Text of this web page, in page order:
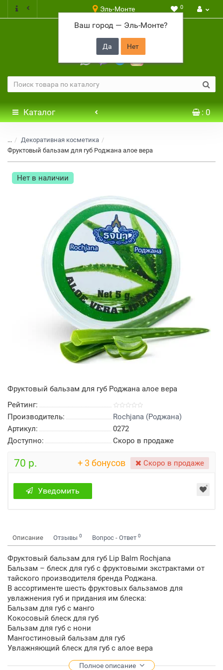
Эль-Монте
Ваш город — Эль-Монте?
0
+7 917 646 65 48
Каталог : 0
...
Декоративная косметика
Фруктовый бальзам для губ Роджана алое вера
Нет в наличии
Фруктовый бальзам для губ Роджана алое вера
Рейтинг:
Производитель:
Rochjana (Роджана)
Артикул:
0272
Доступно:
Скоро в продаже
70 р. + 3 бонусов Скоро в продаже
Уведомить
Описание Отзывы 0 Вопрос - Ответ 0
Фруктовый бальзам для губ Lip Balm Rochjana
Бальзам – блеск для губ с фруктовыми экстрактами от
тайского производителя бренда Роджана.
В ассортименте шесть фруктовых бальзамов для
увлажнения губ и придания им блеска:
Бальзам для губ с манго
Кокосовый блеск для губ
Бальзам для губ с нони
Мангостиновый бальзам для губ
Увлажняющий блеск для губ с алое вера
Бальзам для губ Маракуйя
Вес нетто каждого бальзамчика для губ 5 грамм.
Полное описание